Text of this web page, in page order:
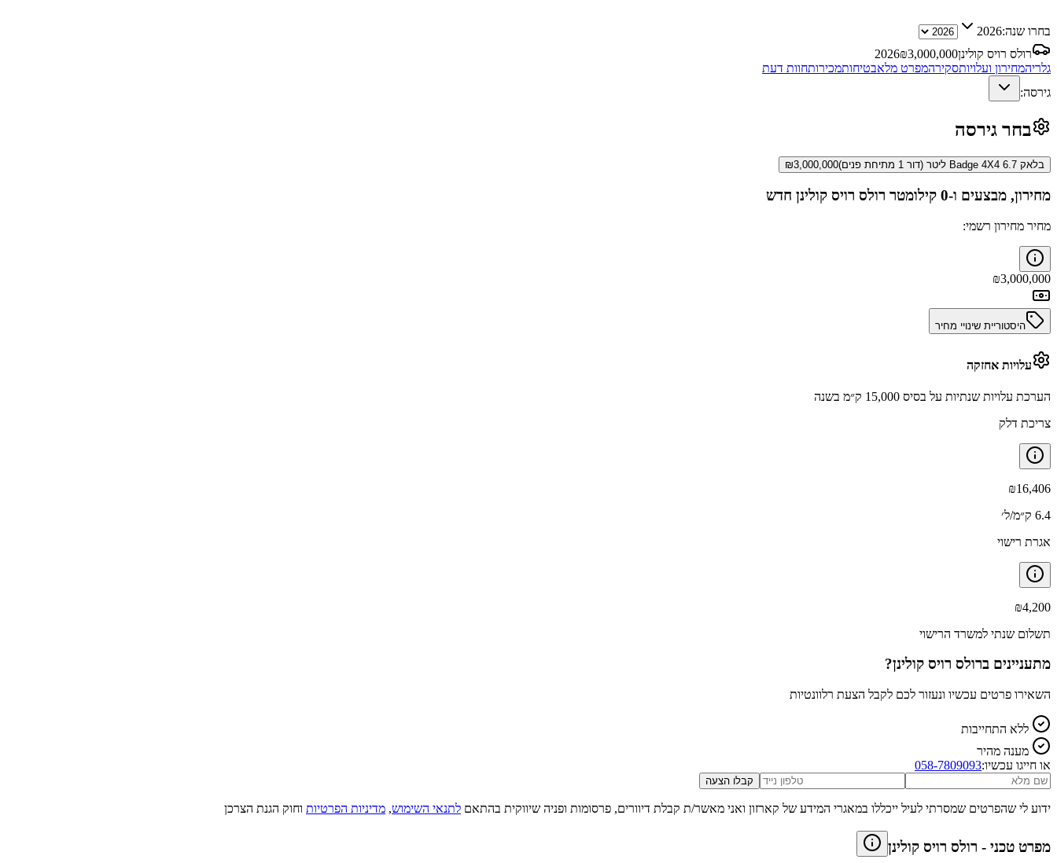
בחרו שנה:2026
רולס רויס קולינן
2026₪3,000,000
גלריהמחירון ועלויותסקירהמפרט מלאבטיחותמכירותחוות דעת
גירסה:
בחר גירסה
בלאק Badge 4X4 6.7 ליטר (דור 1 מתיחת פנים) ₪3,000,000
מחירון, מבצעים ו-0 קילומטר רולס רויס קולינן חדש
מחיר מחירון רשמי:
₪3,000,000
היסטוריית שינויי מחיר
עלויות אחזקה
הערכת עלויות שנתיות על בסיס 15,000 ק״מ בשנה
צריכת דלק
₪16,406
6.4 ק״מ/ל׳
אגרת רישוי
₪4,200
תשלום שנתי למשרד הרישוי
מתעניינים ברולס רויס קולינן?
השאירו פרטים עכשיו ונעזור לכם לקבל הצעת רלוונטיות
ללא התחייבות
מענה מהיר
או חייגו עכשיו:058-7809093
קבלו הצעה
ידוע לי שהפרטים שמסרתי לעיל ייכללו במאגרי המידע של קארזון ואני מאשר/ת קבלת דיוורים, פרסומות ופניה שיווקית בהתאם לתנאי השימוש, מדיניות הפרטיות וחוק הגנת הצרכן
מפרט טכני - רולס רויס קולינן